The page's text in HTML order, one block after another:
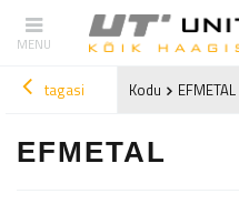
tagasi Kodu EFMETAL
EFMETAL